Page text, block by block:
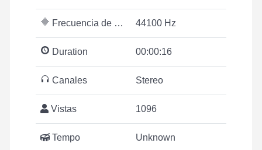
Frecuencia de muestreo 44100 Hz
Duration 00:00:16
Canales Stereo
Vistas 1096
Tempo Unknown